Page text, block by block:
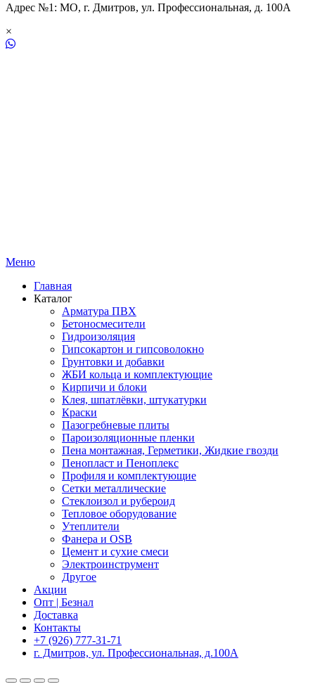
Адрес №1: МО, г. Дмитров, ул. Профессиональная, д. 100А
×
Меню
Главная
Каталог
Арматура ПВХ
Бетоносмесители
Гидроизоляция
Гипсокартон и гипсоволокно
Грунтовки и добавки
ЖБИ кольца и комплектующие
Кирпичи и блоки
Клея, шпатлёвки, штукатурки
Краски
Пазогребневые плиты
Пароизоляционные пленки
Пена монтажная, Герметики, Жидкие гвозди
Пенопласт и Пеноплекс
Профиля и комплектующие
Сетки металлические
Стеклоизол и рубероид
Тепловое оборудование
Утеплители
Фанера и OSB
Цемент и сухие смеси
Электроинструмент
Другое
Акции
Опт | Безнал
Доставка
Контакты
+7 (926) 777-31-71
г. Дмитров, ул. Профессиональная, д.100А